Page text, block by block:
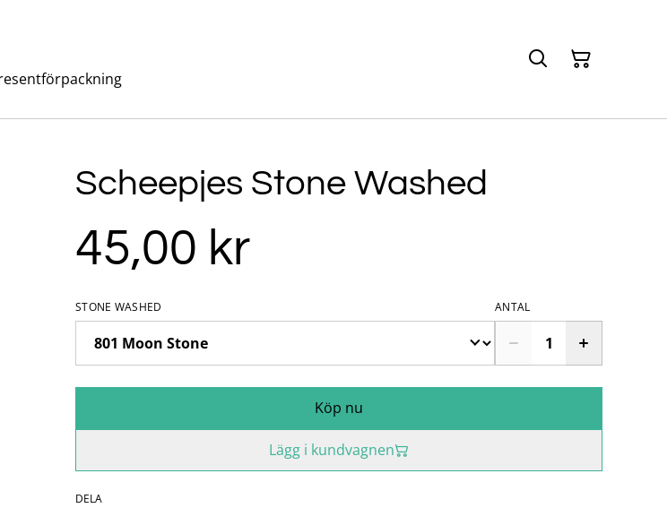
Scheepjes Stone Washed
45,00 kr
STONE WASHED ANTAL
Köp nu
Lägg i kundvagnen
DELA